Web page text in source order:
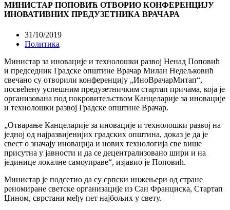
МИНИСТАР ПОПОВИЋ ОТВОРИО КОНФЕРЕНЦИЈУ
ИНОВАТИВНИХ ПРЕДУЗЕТНИКА ВРАЧАРА
31/10/2019
Политика
Министар за иновације и технолошки развој Ненад Поповић
и председник Градске општине Врачар Милан Недељковић
свечано су отворили конференцију „ИноВрачарМитап“,
посвећену успешним предузетничким стартап причама, која је
организована под покровитељством Канцеларије за иновације
и технолошки развој Градске општине Врачар.
„Отварање Канцеларије за иновације и технолошки развој на
једној од најразвијенијих градских општина, доказ је да је
свест о значају иновација и нових технологија све више
присутна у јавности и да се децентрализовано шири и на
јединице локалне самоуправе“, изјавио је Поповић.
Министар је подсетио да су српски инжењери од стране
реномиране светске организације из Сан Франциска, Стартап
Џином, сврстани међу пет најбољих у свету.